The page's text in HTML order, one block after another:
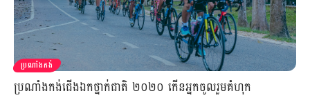
ប្រណាំងកង់
ប្រណាំងកង់ជើងឯកថ្នាក់ជាតិ ២០២០​ កើន​អ្នក​ចូល​រួម​​គំហុក